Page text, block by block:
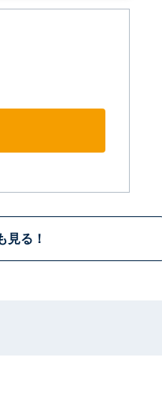
見る！